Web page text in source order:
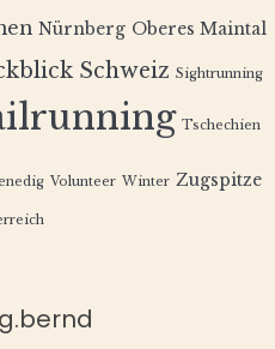
Nürnberg Oberes Maintal
Schweiz Sightrunning
Tschechien
Volunteer Winter Zugspitze